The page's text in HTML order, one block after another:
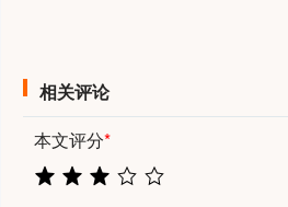
相关评论
本文评分*